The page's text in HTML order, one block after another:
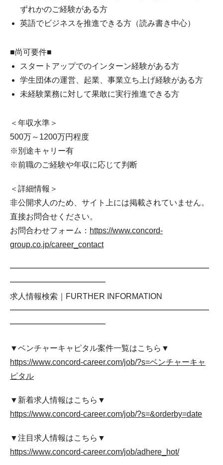
ずれかのご経験がある方
英語でビジネスを推進できる方（読み書き中心）
■尚可要件■
スタートアップでのインターン経験がある方
学生団体の運営、起業、事業立ち上げ経験がある方
未経験業務に対して果敢に実行推進できる方
＜年収水準＞
500万～1200万円程度
※別途キャリー有
※前職のご経験や年収に応じて判断
＜詳細情報＞
非公開求人のため、サイト上には掲載されていません。
直接お問合せください。
お問合わせフォーム： https://www.concord-
group.co.jp/career_contact
━━━━━━━━━━━━━━━━━━━━━━━━━
━━━━━━━━━━━━
求人情報検索｜FURTHER INFORMATION
━━━━━━━━━━━━━━━━━━━━━━━━━
━━━━━━━━━━━━
▼ベンチャーキャピタル案件一覧はこちら▼
https://www.concord-career.com/job/?s=ベンチャーキャ
ピタル
▼新着求人情報はこちら▼
https://www.concord-career.com/job/?s=&orderby=date
▼注目求人情報はこちら▼
https://www.concord-career.com/job/adhere_hot/